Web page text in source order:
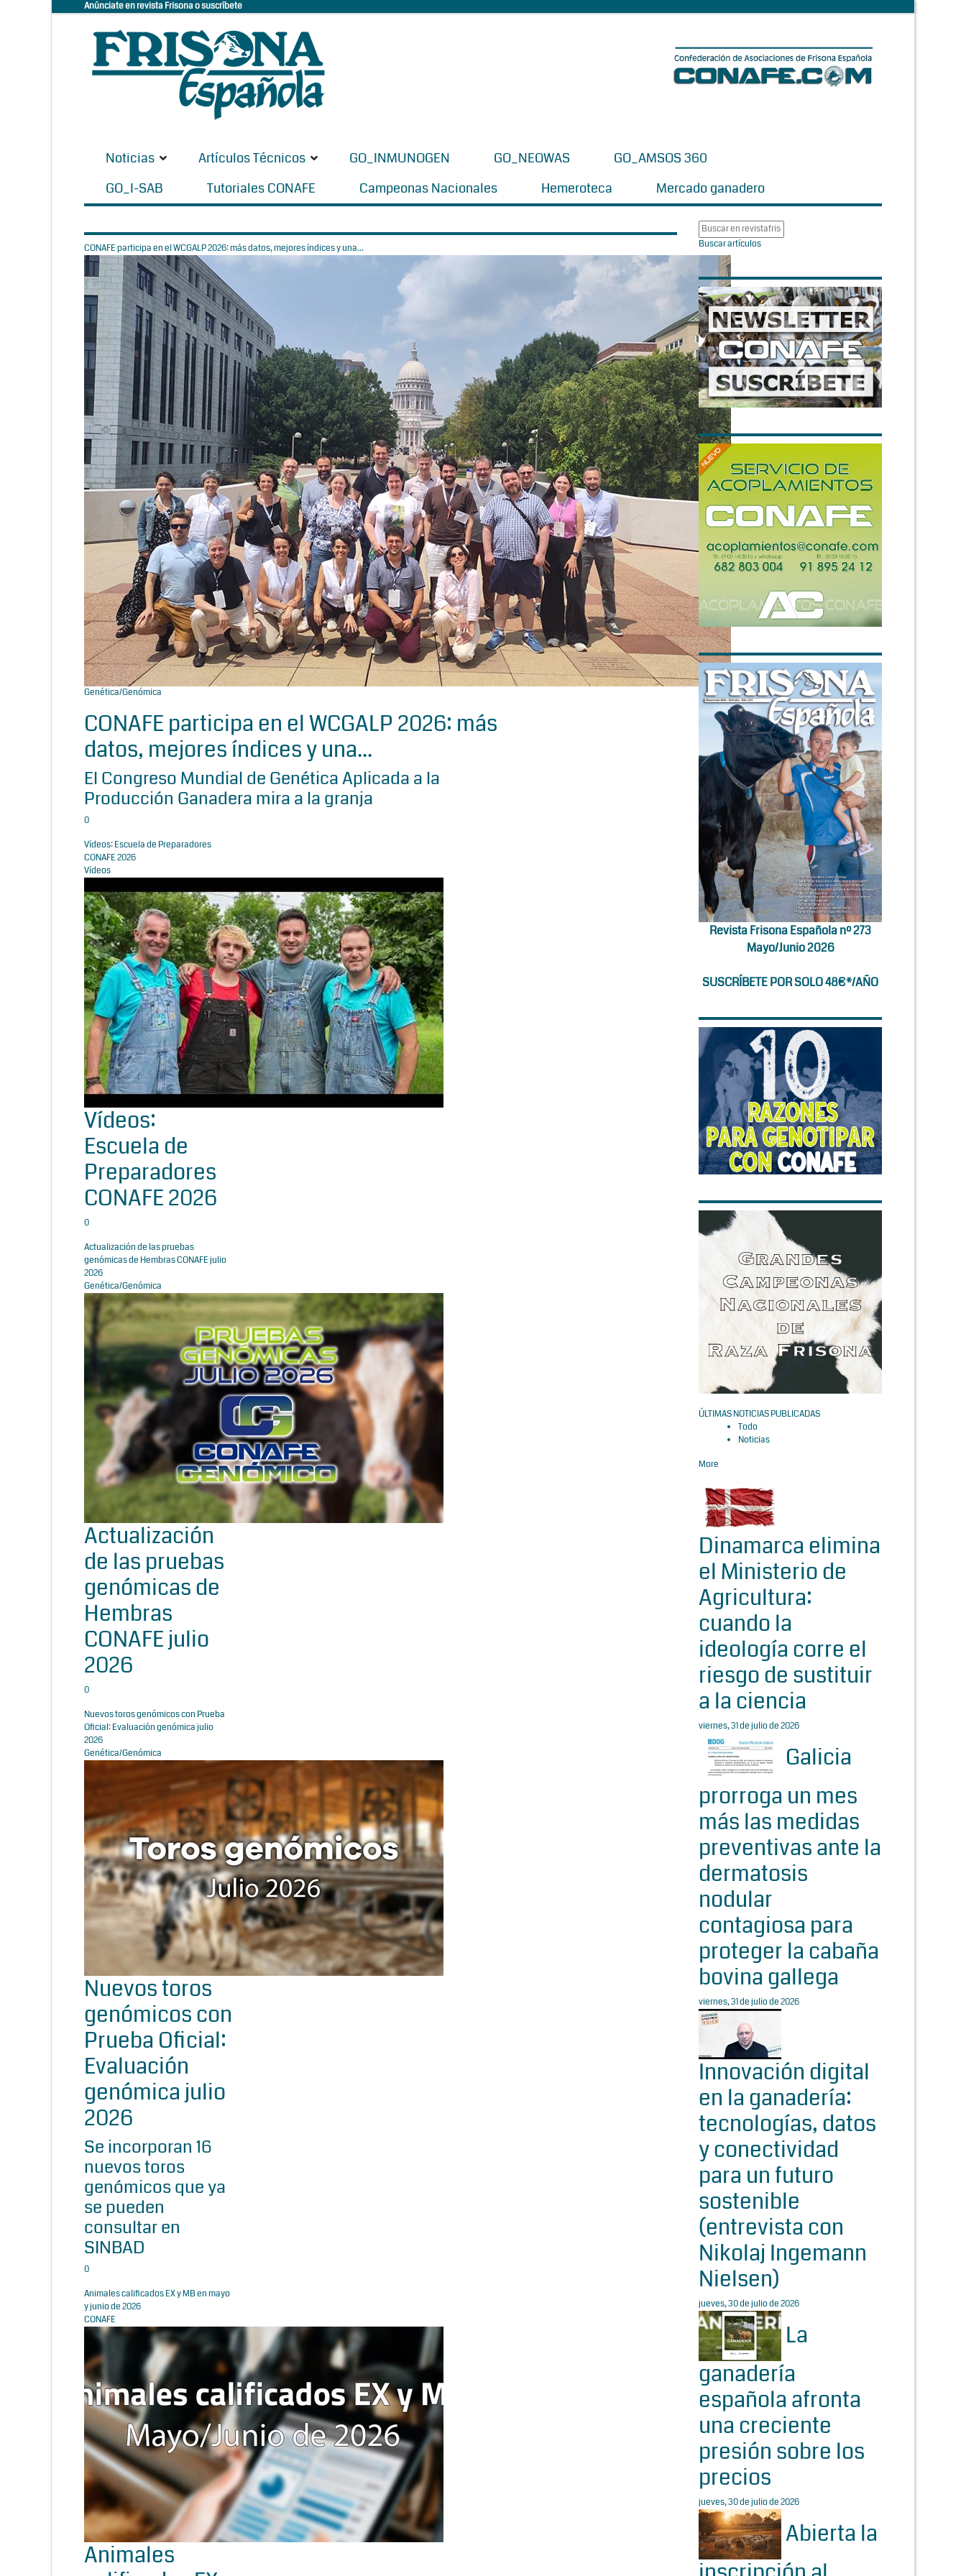
Anúnciate en revista Frisona o suscríbete
Noticias Artículos Técnicos GO_INMUNOGEN GO_NEOWAS
GO_AMSOS 360
GO_I-SAB
Tutoriales CONAFE Campeonas Nacionales Hemeroteca Mercado ganadero
CONAFE participa en el WCGALP 2026: más datos, mejores índices y una...
Genética/Genómica
CONAFE participa en el WCGALP 2026: más
datos, mejores índices y una...
El Congreso Mundial de Genética Aplicada a la
Producción Ganadera mira a la granja
0
Vídeos: Escuela de Preparadores
CONAFE 2026
Vídeos
Vídeos:
Escuela de
Preparadores
CONAFE 2026
0
Actualización de las pruebas
genómicas de Hembras CONAFE julio
2026
Genética/Genómica
Actualización
de las pruebas
genómicas de
Hembras
CONAFE julio
2026
0
Nuevos toros genómicos con Prueba
Oficial: Evaluación genómica julio
2026
Genética/Genómica
Nuevos toros
genómicos con
Prueba Oficial:
Evaluación
genómica julio
2026
Se incorporan 16
nuevos toros
genómicos que ya
se pueden
consultar en
SINBAD
0
Animales calificados EX y MB en mayo
y junio de 2026
CONAFE
Animales
Buscar artículos
Revista Frisona Española nº 273
Mayo/Junio 2026
SUSCRÍBETE POR SOLO 48€*/AÑO
ÚLTIMAS NOTICIAS PUBLICADAS
Todo
Noticias
More
Dinamarca elimina
el Ministerio de
Agricultura:
cuando la
ideología corre el
riesgo de sustituir
a la ciencia
viernes, 31 de julio de 2026
Galicia
prorroga un mes
más las medidas
preventivas ante la
dermatosis
nodular
contagiosa para
proteger la cabaña
bovina gallega
viernes, 31 de julio de 2026
Innovación digital
en la ganadería:
tecnologías, datos
y conectividad
para un futuro
sostenible
(entrevista con
Nikolaj Ingemann
Nielsen)
jueves, 30 de julio de 2026
La
ganadería
española afronta
una creciente
presión sobre los
precios
jueves, 30 de julio de 2026
Abierta la